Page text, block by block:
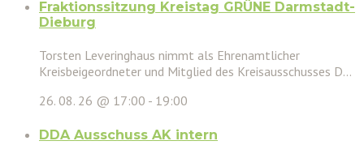
Fraktionssitzung Kreistag GRÜNE Darmstadt-
Dieburg
Torsten Leveringhaus nimmt als Ehrenamtlicher
Kreisbeigeordneter und Mitglied des Kreisausschusses D...
26. 08. 26 @ 17:00 - 19:00
DDA Ausschuss AK intern